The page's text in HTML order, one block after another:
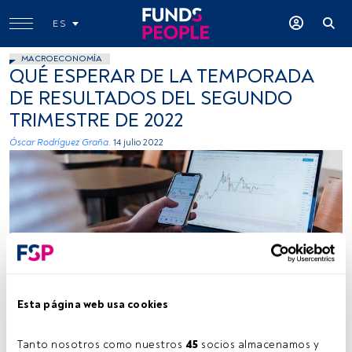
Esta página web usa cookies
Tanto nosotros como nuestros 45 socios almacenamos y
ES
MACROECONOMÍA
QUÉ ESPERAR DE LA TEMPORADA
DE RESULTADOS DEL SEGUNDO
TRIMESTRE DE 2022
Óscar Rodríguez Graña. 14 julio 2022
Tiempo lectura:3 min.